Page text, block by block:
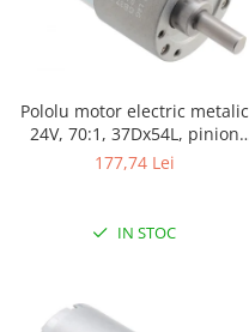
Pololu motor electric metalic
24V, 70:1, 37Dx54L, pinion
elicoidal
177,74 Lei
IN STOC